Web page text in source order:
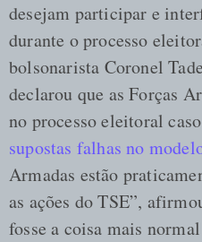
desejam participar e
durante o processo
bolsonarista Coronel
declarou que as Forças
no processo eleitoral
supostas falhas no
Armadas estão
as ações do TSE”,
fosse a coisa mais